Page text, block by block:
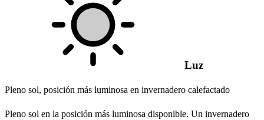
Luz
Pleno sol, posición más luminosa en invernadero calefactado
Pleno sol en la posición más luminosa disponible. Un invernadero